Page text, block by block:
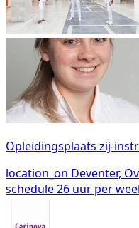
Opleidingsplaats zij-
location_on Deventer,
schedule26 uur per